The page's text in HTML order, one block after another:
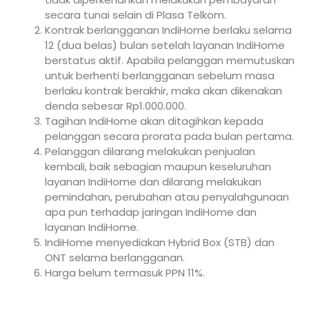
secara tunai selain di Plasa Telkom.
Kontrak berlangganan IndiHome berlaku selama
12 (dua belas) bulan setelah layanan IndiHome
berstatus aktif. Apabila pelanggan memutuskan
untuk berhenti berlangganan sebelum masa
berlaku kontrak berakhir, maka akan dikenakan
denda sebesar Rp1.000.000.
Tagihan IndiHome akan ditagihkan kepada
pelanggan secara prorata pada bulan pertama.
Pelanggan dilarang melakukan penjualan
kembali, baik sebagian maupun keseluruhan
layanan IndiHome dan dilarang melakukan
pemindahan, perubahan atau penyalahgunaan
apa pun terhadap jaringan IndiHome dan
layanan IndiHome.
IndiHome menyediakan Hybrid Box (STB) dan
ONT selama berlangganan.
Harga belum termasuk PPN 11%.